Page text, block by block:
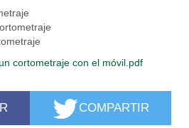
cortometraje con el móvil.pdf
COMPARTIR